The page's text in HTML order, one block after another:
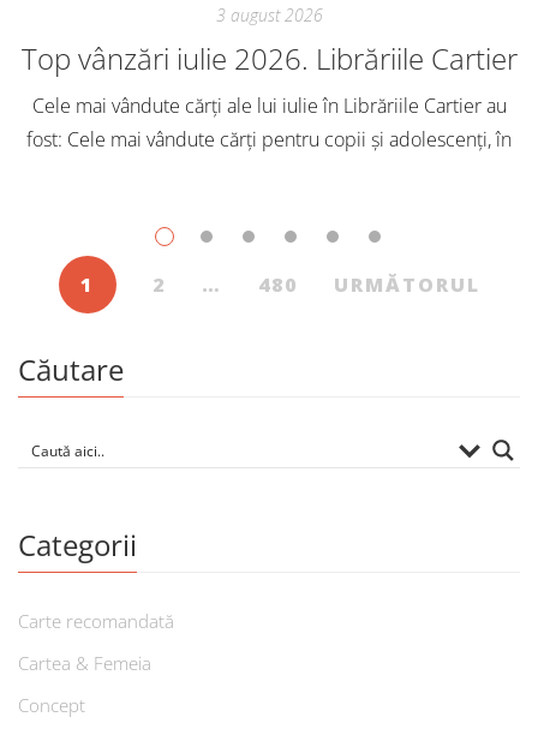
3 august 2026
Top vânzări iulie 2026. Librăriile Cartier
Cele mai vândute cărți ale lui iulie în Librăriile Cartier au
fost: Cele mai vândute cărți pentru copii și adolescenți, în
1 2 … 480 URMĂTORUL
Căutare
Categorii
Carte recomandată
Cartea & Femeia
Concept